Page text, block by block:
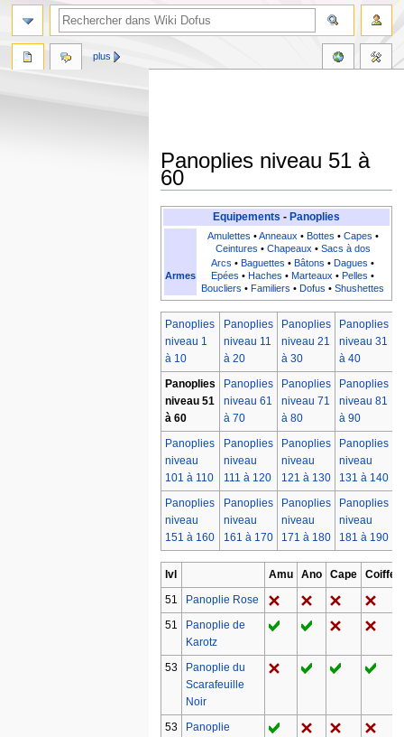
Panoplies niveau 51 à
60
à
navigation
à
Equipements - Panoplies
Amulettes •Anneaux • Bottes • Capes •
Ceintures • Chapeaux • Sacs à dos
Armes
Arcs •Baguettes •Bâtons •Dagues •
Epées •Haches •Marteaux •Pelles •
Boucliers •Familiers •Dofus •Shushettes
Panoplies
niveau 1
à 10
Panoplies
niveau 11
à 20
Panoplies
niveau 21
à 30
Panoplies
niveau 31
à 40
Panoplies
niveau 51
à 60
Panoplies
niveau 61
à 70
Panoplies
niveau 71
à 80
Panoplies
niveau 81
à 90
Panoplies
niveau
101 à 110
Panoplies
niveau
111 à 120
Panoplies
niveau
121 à 130
Panoplies
niveau
131 à 140
Panoplies
niveau
151 à 160
Panoplies
niveau
161 à 170
Panoplies
niveau
171 à 180
Panoplies
niveau
181 à 190
lvl Amu Ano Cape Coiffe
51
Panoplie Rose
51
Panoplie de
Karotz
53
Panoplie du
Scarafeuille
Noir
53
Panoplie
plus